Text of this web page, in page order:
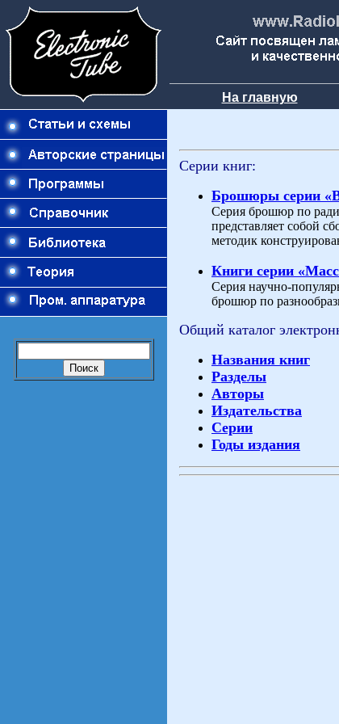
На главную
Серии книг:
Брошюры серии
Серия брошюр по
представляет собой
методик
Книги серии
Серия научно-
брошюр по
Общий каталог
Названия книг
Разделы
Авторы
Издательства
Серии
Годы издания